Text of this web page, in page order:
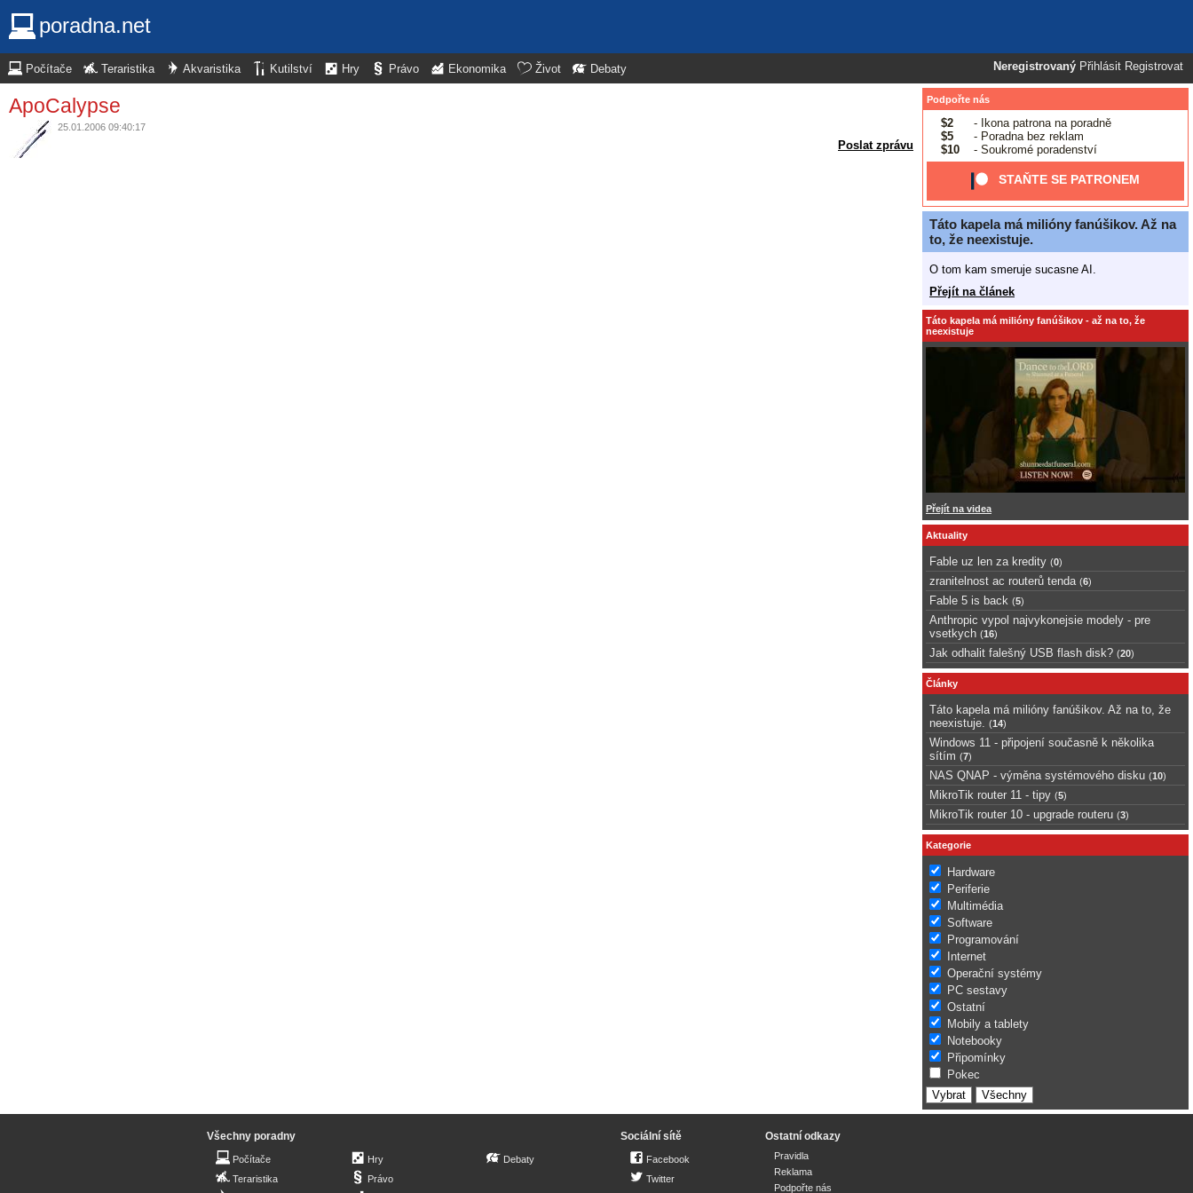
poradna.net
Neregistrovaný Přihlásit Registrovat
Počítače Teraristika Akvaristika Kutilství Hry Právo Ekonomika Život Debaty
ApoCalypse
25.01.2006 09:40:17
Poslat zprávu
Podpořte nás
$2
- Ikona patrona na poradně
$5
- Poradna bez reklam
$10
- Soukromé poradenství
STAŇTE SE PATRONEM
Táto kapela má milióny fanúšikov. Až na
to, že neexistuje.
O tom kam smeruje sucasne AI.
Přejít na článek
Táto kapela má milióny fanúšikov - až na to, že
neexistuje
Přejít na videa
Aktuality
Fable uz len za kredity (0)
zranitelnost ac routerů tenda (6)
Fable 5 is back (5)
Anthropic vypol najvykonejsie modely - pre
vsetkych (16)
Jak odhalit falešný USB flash disk? (20)
Články
Táto kapela má milióny fanúšikov. Až na to, že
neexistuje.
(14)
Windows 11 - připojení současně k několika
sítím (7)
NAS QNAP - výměna systémového disku (10)
MikroTik router 11 - tipy (5)
MikroTik router 10 - upgrade routeru (3)
Kategorie
Hardware
Periferie
Multimédia
Software
Programování
Internet
Operační systémy
PC sestavy
Ostatní
Mobily a tablety
Notebooky
Připomínky
Pokec
Všechny poradny
Počítače
Teraristika
Hry
Právo
Debaty
Sociální sítě
Facebook
Twitter
Ostatní odkazy
Pravidla
Reklama
Podpořte nás